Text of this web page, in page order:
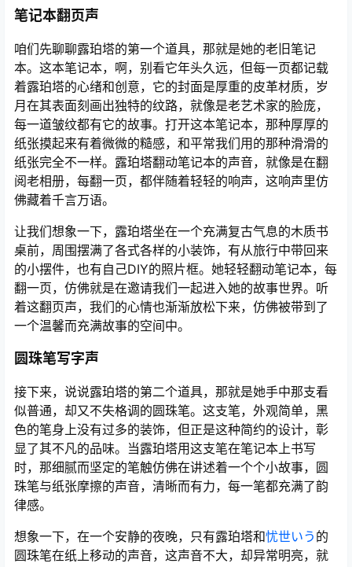
笔记本翻页声
咱们先聊聊露珀塔的第一个道具，那就是她的老旧笔记
本。这本笔记本，啊，别看它年头久远，但每一页都记载
着露珀塔的心绪和创意，它的封面是厚重的皮革材质，岁
月在其表面刻画出独特的纹路，就像是老艺术家的脸庞，
每一道皱纹都有它的故事。打开这本笔记本，那种厚厚的
纸张摸起来有着微微的糙感，和平常我们用的那种滑滑的
纸张完全不一样。露珀塔翻动笔记本的声音，就像是在翻
阅老相册，每翻一页，都伴随着轻轻的响声，这响声里仿
佛藏着千言万语。
让我们想象一下，露珀塔坐在一个充满复古气息的木质书
桌前，周围摆满了各式各样的小装饰，有从旅行中带回来
的小摆件，也有自己DIY的照片框。她轻轻翻动笔记本，每
翻一页，仿佛就是在邀请我们一起进入她的故事世界。听
着这翻页声，我们的心情也渐渐放松下来，仿佛被带到了
一个温馨而充满故事的空间中。
圆珠笔写字声
接下来，说说露珀塔的第二个道具，那就是她手中那支看
似普通，却又不失格调的圆珠笔。这支笔，外观简单，黑
色的笔身上没有过多的装饰，但正是这种简约的设计，彰
显了其不凡的品味。当露珀塔用这支笔在笔记本上书写
时，那细腻而坚定的笔触仿佛在讲述着一个个小故事，圆
珠笔与纸张摩擦的声音，清晰而有力，每一笔都充满了韵
律感。
想象一下，在一个安静的夜晚，只有露珀塔和忧世いう 的
圆珠笔在纸上移动的声音，这声音不大，却异常明亮，就